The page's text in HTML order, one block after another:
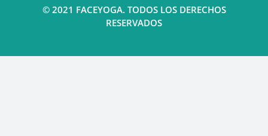
© 2021 FACEYOGA. TODOS LOS DERECHOS
RESERVADOS